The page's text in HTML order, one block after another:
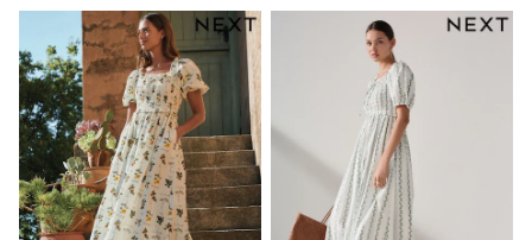
Swimwear
Hats & Caps
Vests
Sunglasses
Beach Towels
Bags
Travel Bags
Luggage
Angel & Rocket
B by Ted Baker